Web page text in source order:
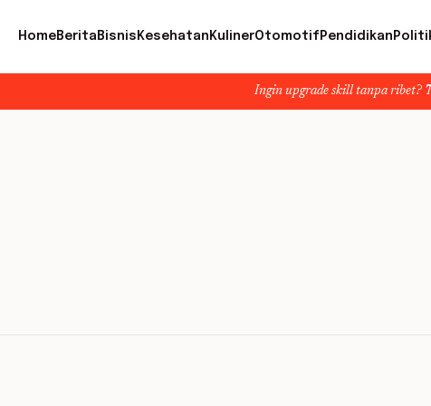
HomeBerita Bisnis Kesehatan KulinerOtomotif Pendidikan
Ingin upgrade skill tanpa ribet? Temukan